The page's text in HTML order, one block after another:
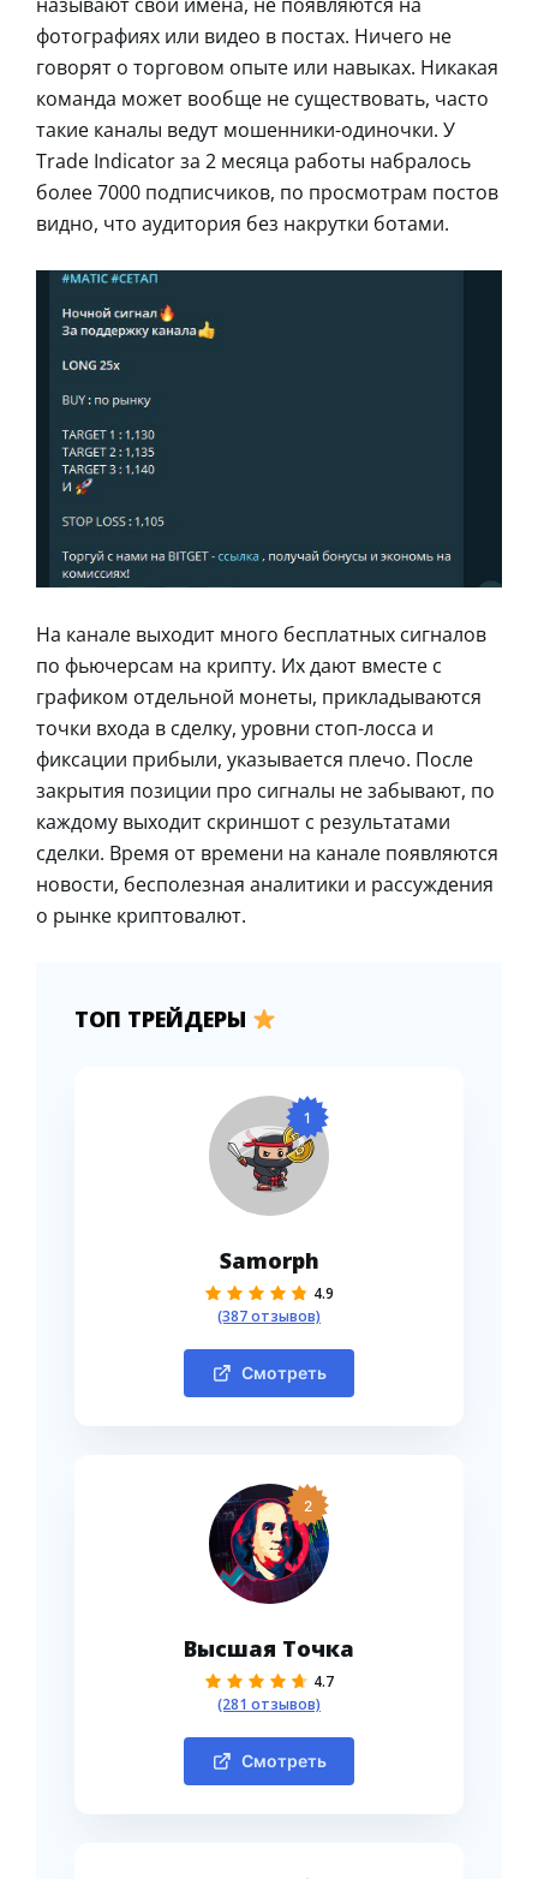
фотографиях или видео в постах. Ничего не
говорят о торговом опыте или навыках. Никакая
команда может вообще не существовать, часто
такие каналы ведут мошенники-одиночки. У
Trade Indicator за 2 месяца работы набралось
более 7000 подписчиков, по просмотрам постов
видно, что аудитория без накрутки ботами.
На канале выходит много бесплатных сигналов
по фьючерсам на крипту. Их дают вместе с
графиком отдельной монеты, прикладываются
точки входа в сделку, уровни стоп-лосса и
фиксации прибыли, указывается плечо. После
закрытия позиции про сигналы не забывают, по
каждому выходит скриншот с результатами
сделки. Время от времени на канале появляются
новости, бесполезная аналитики и рассуждения
о рынке криптовалют.
ТОП ТРЕЙДЕРЫ
1
Samorph
4.9
(387 отзывов)
Смотреть
2
Высшая Точка
4.7
(281 отзывов)
Смотреть